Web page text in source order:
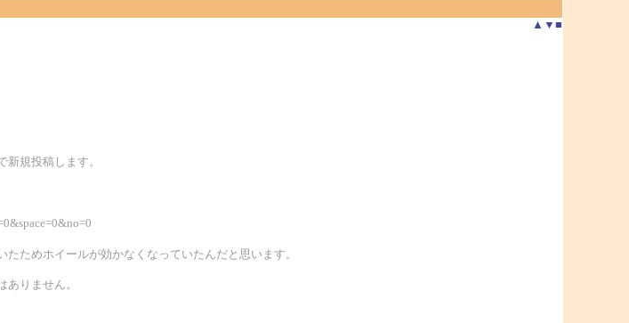
▲ ▼ ■
規投稿します。
ためホイールが効かなくなっていたんだと思います。
りません。